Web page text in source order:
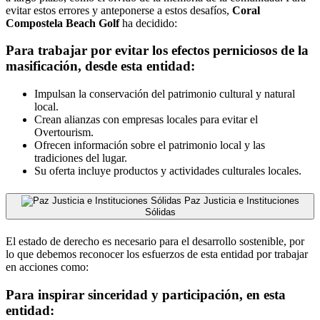
evitar estos errores y anteponerse a estos desafíos, Coral
Compostela Beach Golfha decidido:
Para trabajar por evitar los efectos perniciosos de la
masificación, desde esta entidad:
Impulsan la conservación del patrimonio cultural y natural
local.
Crean alianzas con empresas locales para evitar el
Overtourism.
Ofrecen información sobre el patrimonio local y las
tradiciones del lugar.
Su oferta incluye productos y actividades culturales locales.
Paz Justicia e Instituciones
Sólidas
El estado de derecho es necesario para el desarrollo sostenible, por
lo que debemos reconocer los esfuerzos de esta entidad por trabajar
en acciones como:
Para inspirar sinceridad y participación, en esta
entidad: